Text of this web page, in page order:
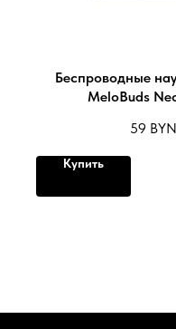
Беспроводные
MeloBuds
59 BYN
Купить